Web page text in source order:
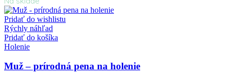
Pridať do wishlistu
Rýchly náhľad
Pridať do košíka
Holenie
Muž – prírodná pena na holenie